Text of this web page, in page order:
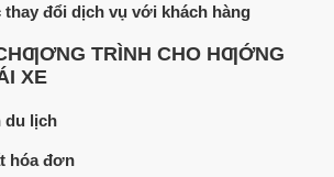
thay đổi dịch vụ với khách hàng
TRÌNH CHO HƢỚNG
XE
du lịch
hóa đơn